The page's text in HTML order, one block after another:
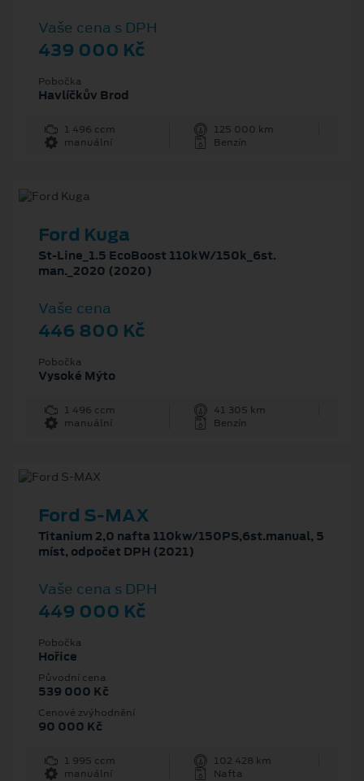
Vaše cena s DPH
439 000 Kč
Pobočka
Havlíčkův Brod
1 496 ccm
125 000 km
manuální
Benzín
Ford Kuga
St-Line_1.5 EcoBoost 110kW/150k_6st.
man._2020 (2020)
Vaše cena
446 800 Kč
Pobočka
Vysoké Mýto
1 496 ccm
41 305 km
manuální
Benzín
Ford S-MAX
Titanium 2,0 nafta 110kw/150PS,6st.manual, 5
míst, odpočet DPH (2021)
Vaše cena s DPH
449 000 Kč
Pobočka
Hořice
Původní cena
539 000 Kč
Cenové zvýhodnění
90 000 Kč
1 995 ccm
102 428 km
manuální
Nafta